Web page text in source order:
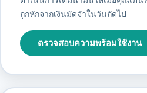
ถูกหักจากเงินมัดจำในวันถัดไป
ตรวจสอบความพร้อมใช้งาน